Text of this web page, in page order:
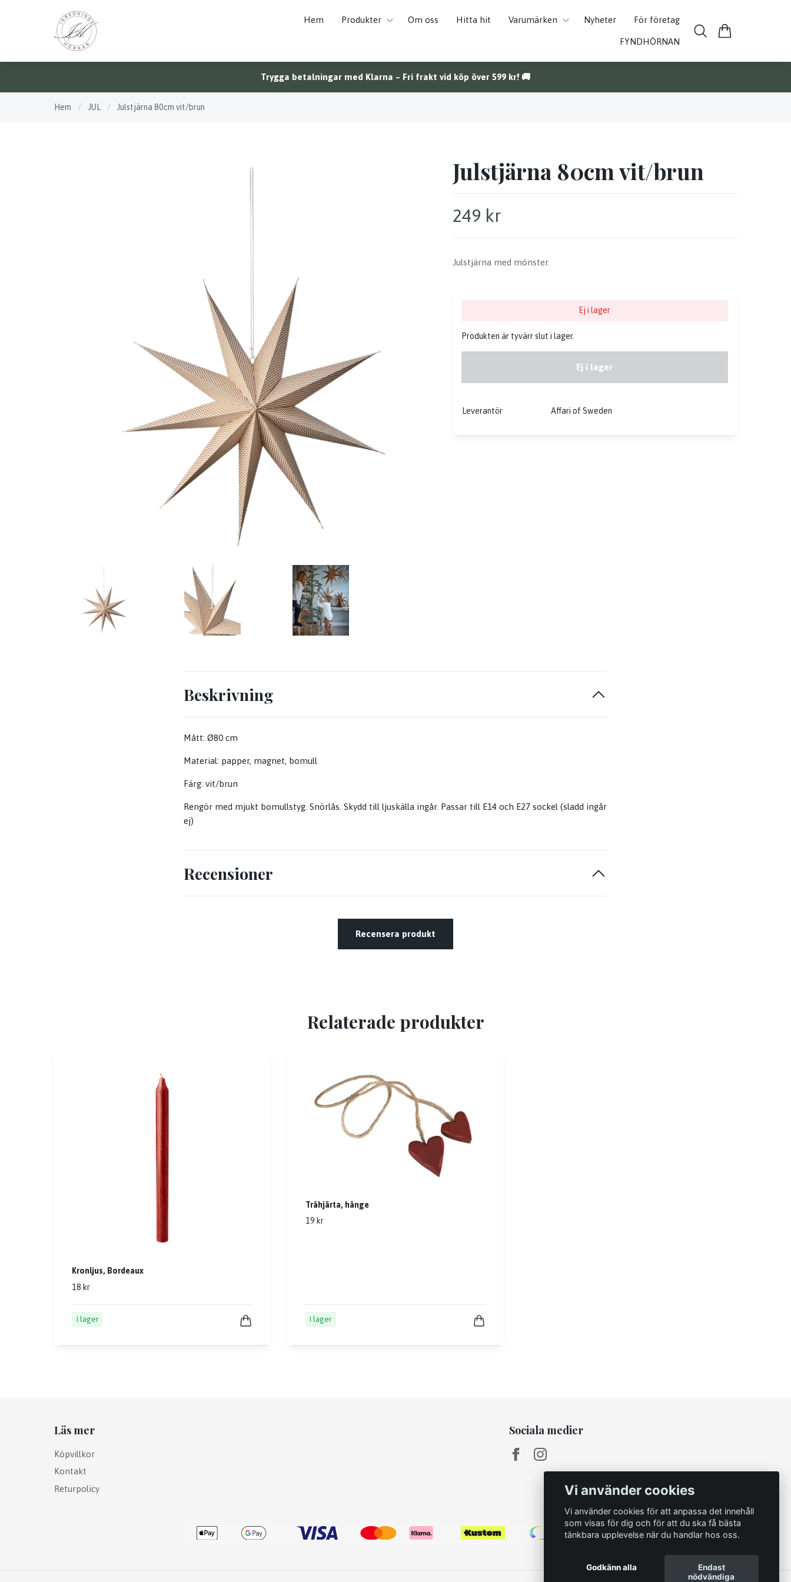
Hem Produkter Om oss Hitta hit Varumärken Nyheter För företag
FYNDHÖRNAN
Trygga betalningar med Klarna – Fri frakt vid köp över 599 kr! 🚚
Hem / JUL / Julstjärna 80cm vit/brun
Julstjärna 80cm vit/brun
249 kr
Julstjärna med mönster.
Ej i lager
Produkten är tyvärr slut i lager.
Ej i lager
Leverantör Affari of Sweden
Beskrivning
Mått: Ø80 cm
Material: papper, magnet, bomull
Färg: vit/brun
Rengör med mjukt bomullstyg. Snörlås. Skydd till ljuskälla ingår. Passar till E14 och E27 sockel (sladd ingår
ej)
Recensioner
Recensera produkt
Relaterade produkter
Kronljus, Bordeaux
18 kr
I lager
Trähjärta, hänge
19 kr
I lager
Läs mer
Köpvillkor
Kontakt
Returpolicy
Sociala medier
Vi använder cookies
Vi använder cookies för att anpassa det innehåll
som visas för dig och för att du ska få bästa
tänkbara upplevelse när du handlar hos oss.
Godkänn alla
Endast
nödvändiga